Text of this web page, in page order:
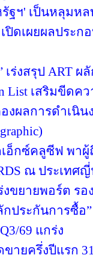
ฐฯ' เป็นหลุมห
ดเผยผลประก
ร่งสรุป ART
List เสริมขีด
งผลการดำเนิ
อ็กซ์คลูซีฟ พาผู้
ณ ประเท
ขยายพอร์ต รอ
ประกันการซื้อ
69 แกร่ง
ายครึ่งปีแรก